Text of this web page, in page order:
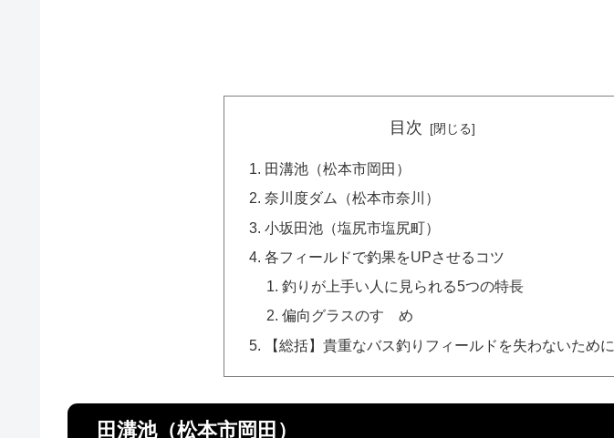
目次
田溝池（松本市岡田）
奈川度ダム（松本市奈川）
小坂田池（塩尻市塩尻町）
各フィールドで釣果をUPさせるコツ
釣りが上手い人に見られる5つの特長
偏向グラスのすゝめ
【総括】貴重なバス釣りフィールドを失わないために
田溝池（松本市岡田）